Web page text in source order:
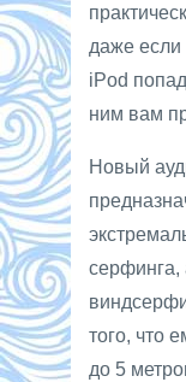
даже
iPod
ним вам
Новый
серфинга,
того, что
до 5